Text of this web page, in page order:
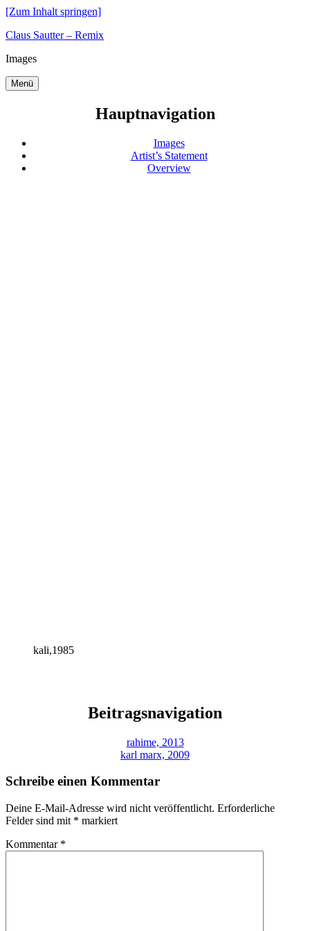
[Zum Inhalt springen]
Claus Sautter – Remix
Images
Menü
Hauptnavigation
Images
Artist’s Statement
Overview
kali,1985
Beitragsnavigation
rahime, 2013
karl marx, 2009
Schreibe einen Kommentar
Deine E-Mail-Adresse wird nicht veröffentlicht. Erforderliche
Felder sind mit * markiert
Kommentar *